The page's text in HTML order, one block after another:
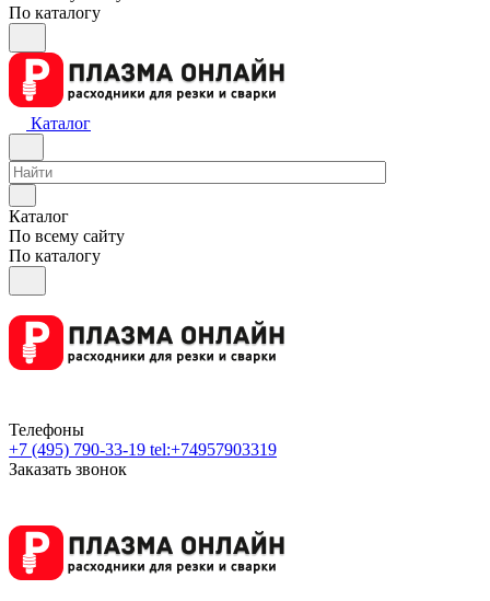
По каталогу
Каталог
Каталог
По всему сайту
По каталогу
Телефоны
+7 (495) 790-33-19 tel:+74957903319
Заказать звонок